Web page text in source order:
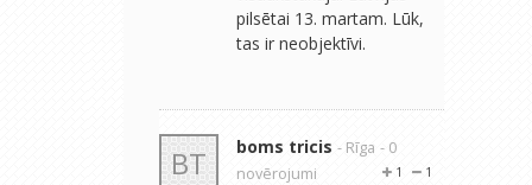
pilsētai 13. martam. Lūk,
tas ir neobjektīvi.
BT boms tricis - Rīga - 0
novērojumi
1
1